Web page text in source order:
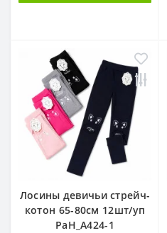
Лосины девичьи стрейч-
котон 65-80см 12шт/уп
РаН_А424-1